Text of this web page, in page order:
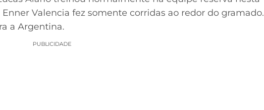
Enner Valencia fez somente corridas ao redor do gramado.
a Argentina.
PUBLICIDADE